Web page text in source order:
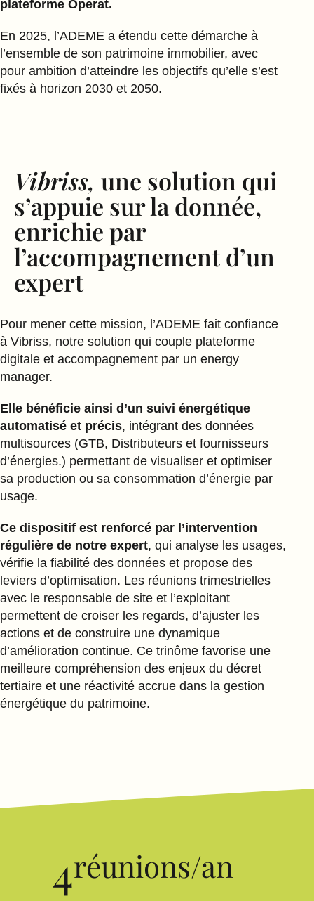
plateforme Operat.
En 2025, l’ADEME a étendu cette démarche à
l’ensemble de son patrimoine immobilier, avec
pour ambition d’atteindre les objectifs qu’elle s’est
fixés à horizon 2030 et 2050.
Vibriss, une solution qui
s’appuie sur la donnée,
enrichie par
l’accompagnement d’un
expert
Pour mener cette mission, l’ADEME fait confiance
à Vibriss, notre solution qui couple plateforme
digitale et accompagnement par un energy
manager.
Elle bénéficie ainsi d’un suivi énergétique
automatisé et précis, intégrant des données
multisources (GTB, Distributeurs et fournisseurs
d’énergies.) permettant de visualiser et optimiser
sa production ou sa consommation d’énergie par
usage.
Ce dispositif est renforcé par l’intervention
régulière de notre expert, qui analyse les usages,
vérifie la fiabilité des données et propose des
leviers d’optimisation. Les réunions trimestrielles
avec le responsable de site et l’exploitant
permettent de croiser les regards, d’ajuster les
actions et de construire une dynamique
d’amélioration continue. Ce trinôme favorise une
meilleure compréhension des enjeux du décret
tertiaire et une réactivité accrue dans la gestion
énergétique du patrimoine.
4réunions/an